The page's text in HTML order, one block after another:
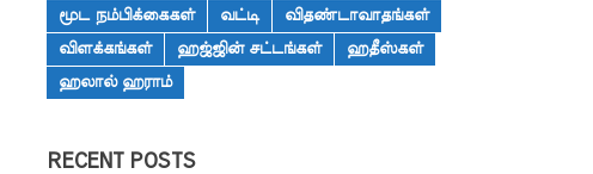
மூட நம்பிக்கைகள்
வட்டி
விதண்டாவாதங்கள்
விளக்கங்கள்
ஹஜ்ஜின் சட்டங்கள்
ஹதீஸ்கள்
ஹலால் ஹராம்
RECENT POSTS